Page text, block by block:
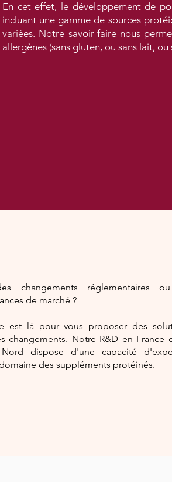
En cet effet, le développement de
incluant une gamme de sources
variées. Notre savoir-faire nous
allergènes (sans gluten, ou sans lait,
changements réglementaires
de marché ?
est là pour vous proposer des
changements. Notre R&D en France
dispose d'une capacité
des suppléments protéinés.